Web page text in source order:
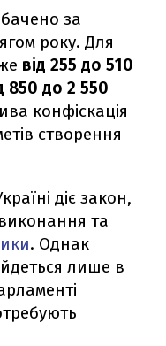
за
року. Для
від 255 до 510
850 до 2 550
конфіскація
створення
діє закон,
та
. Однак
лише в